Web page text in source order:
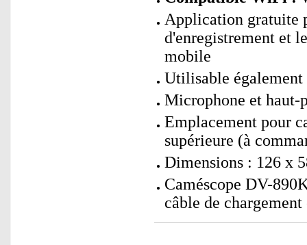
Application gratuite
d'enregistrement et
mobile
Utilisable
Microphone et haut-
Emplacement pour
supérieure (à
Dimensions : 126 x
Caméscope DV-
câble de